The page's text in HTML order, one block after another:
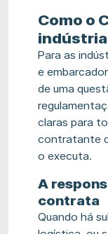
Como o
Para as
e
de uma
claras para
contratante
o executa.
A
contrata
Quando há